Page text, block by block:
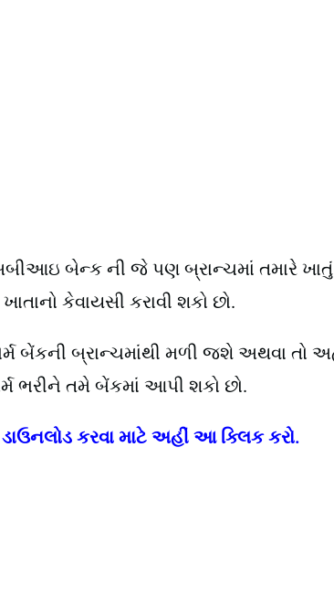
બેન્ક ની જે પણ બ્રાન્ચમાં તમારે
કેવાયસી કરાવી શકો છો.
બેંકની બ્રાન્ચમાંથી મળી જશે અથવા તો
ભરીને તમે બેંકમાં આપી શકો છો.
કરવા માટે અહીં આ ક્લિક કરો.